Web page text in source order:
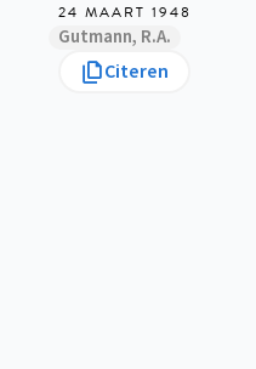
24 MAART 1948
Gutmann, R.A.
Citeren